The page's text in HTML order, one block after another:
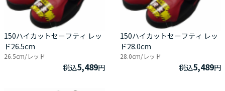
150ハイカットセーフティ レッ
ド26.5cm
26.5cm/レッド
税込5,489円
150ハイカットセーフティ レッ
ド28.0cm
28.0cm/レッド
税込5,489円